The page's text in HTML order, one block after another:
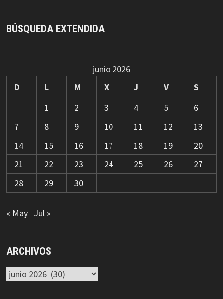
BÚSQUEDA EXTENDIDA
junio 2026
D
L M X J V
S
1
2 3 4 5
6
7
8 9 10 11 12
13
14
15 16 17 18 19
20
21
22 23 24 25 26
27
28
29 30
« May Jul »
ARCHIVOS
Archivos